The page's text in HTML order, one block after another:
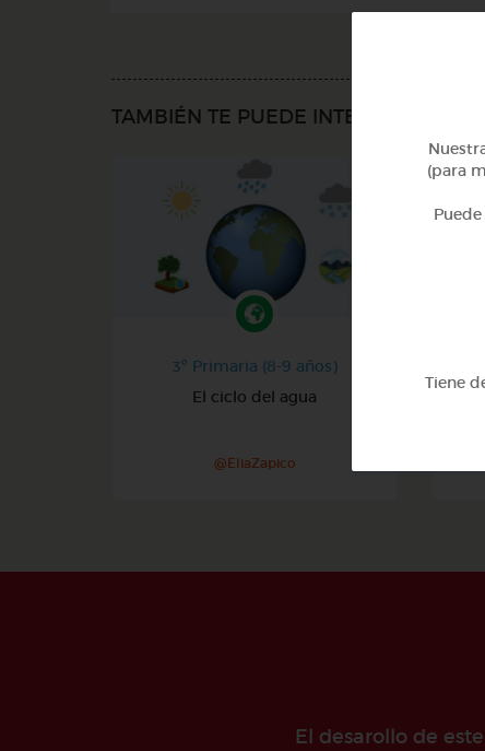
TAMBIÉN TE PUEDE INTERESAR
3º Primaria (8-9 años)
El ciclo del agua
@EliaZapico
El desarollo de
(para
Tiene